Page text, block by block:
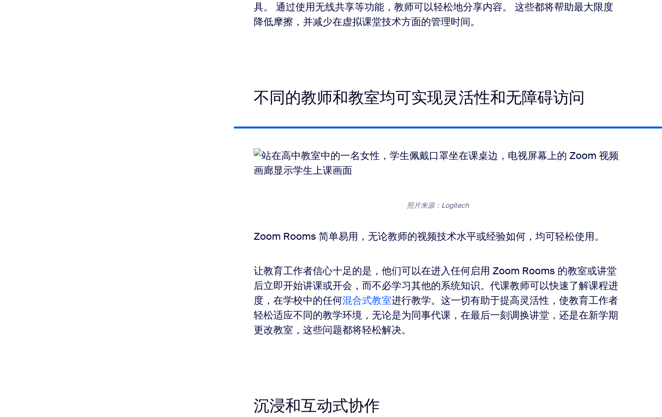
具。 通过使用无线共享等功能，教师可以轻松地分享内容。 这些都将帮助最大限度
降低摩擦，并减少在虚拟课堂技术方面的管理时间。
不同的教师和教室均可实现灵活性和无障碍访问
照片来源：Logitech
Zoom Rooms 简单易用，无论教师的视频技术水平或经验如何，均可轻松使用。
让教育工作者信心十足的是，他们可以在进入任何启用 Zoom Rooms 的教室或讲堂
后立即开始讲课或开会，而不必学习其他的系统知识。代课教师可以快速了解课程进
度，在学校中的任何混合式教室进行教学。这一切有助于提高灵活性，使教育工作者
轻松适应不同的教学环境，无论是为同事代课，在最后一刻调换讲堂，还是在新学期
更改教室，这些问题都将轻松解决。
沉浸和互动式协作